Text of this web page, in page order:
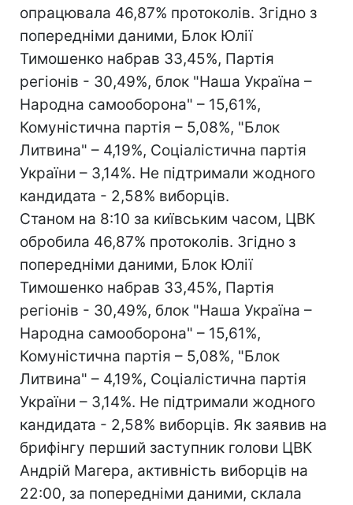
опрацювала 46,87% протоколів. Згідно з
попередніми даними, Блок Юлії
Тимошенко набрав 33,45%, Партія
регіонів - 30,49%, блок "Наша Україна –
Народна самооборона" – 15,61%,
Комуністична партія – 5,08%, "Блок
Литвина" – 4,19%, Соціалістична партія
України – 3,14%. Не підтримали жодного
кандидата - 2,58% виборців.
Станом на 8:10 за київським часом, ЦВК
обробила 46,87% протоколів. Згідно з
попередніми даними, Блок Юлії
Тимошенко набрав 33,45%, Партія
регіонів - 30,49%, блок "Наша Україна –
Народна самооборона" – 15,61%,
Комуністична партія – 5,08%, "Блок
Литвина" – 4,19%, Соціалістична партія
України – 3,14%. Не підтримали жодного
кандидата - 2,58% виборців. Як заявив на
брифінгу перший заступник голови ЦВК
Андрій Магера, активність виборців на
22:00, за попередніми даними, склала